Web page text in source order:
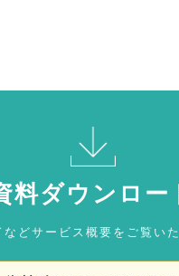
料ダウンロー
どサービス概要をご覧い